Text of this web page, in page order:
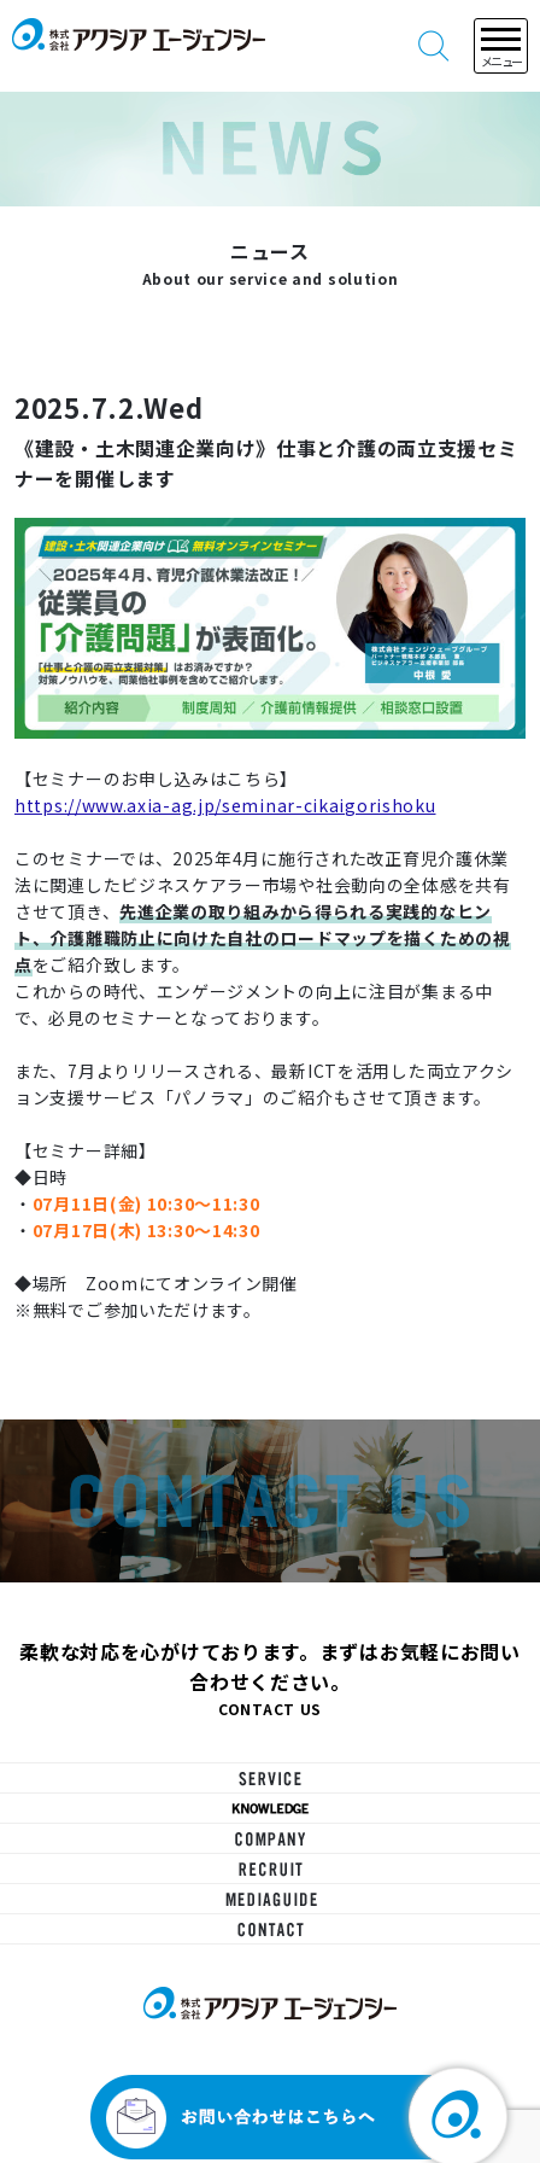
メニュー
ニュース
About our service and solution
2025.7.2.Wed
《建設・土木関連企業向け》仕事と介護の両立支援セミ
ナーを開催します
【セミナーのお申し込みはこちら】
https://www.axia-ag.jp/seminar-cikaigorishoku
このセミナーでは、2025年4月に施行された改正育児介護休業
法に関連したビジネスケアラー市場や社会動向の全体感を共有
させて頂き、先進企業の取り組みから得られる実践的なヒン
ト、介護離職防止に向けた自社のロードマップを描くための視
点をご紹介致します。
これからの時代、エンゲージメントの向上に注目が集まる中
で、必見のセミナーとなっております。
また、7月よりリリースされる、最新ICTを活用した両立アクシ
ョン支援サービス「パノラマ」のご紹介もさせて頂きます。
【セミナー詳細】
◆日時
・ 07月11日(金) 10:30～11:30
・ 07月17日(木) 13:30～14:30
◆場所 Zoomにてオンライン開催
※無料でご参加いただけます。
柔軟な対応を心がけております。まずはお気軽にお問い
合わせください。
CONTACT US